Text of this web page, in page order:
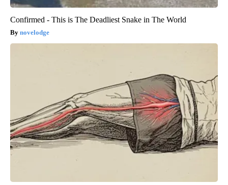
Confirmed - This is The Deadliest Snake in The World
novelodge